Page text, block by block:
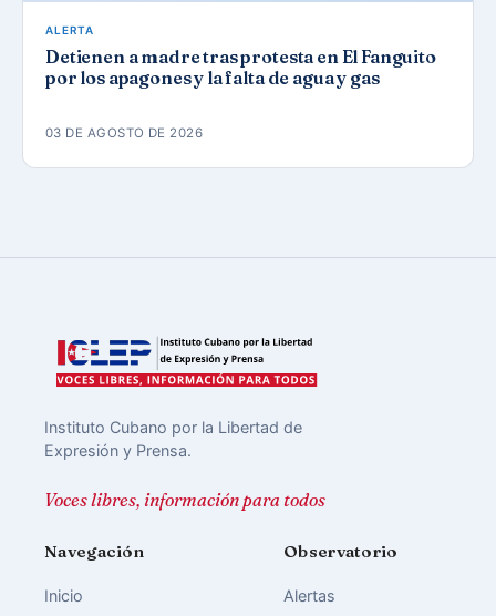
ALERTA
Detienen a madre tras protesta en El Fanguito
por los apagones y la falta de agua y gas
03 DE AGOSTO DE 2026
Instituto Cubano por la Libertad de
Expresión y Prensa.
Voces libres, información para todos
Navegación
Inicio
Observatorio
Alertas